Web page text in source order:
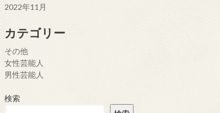
2022年11月
カテゴリー
その他
女性芸能人
男性芸能人
検索